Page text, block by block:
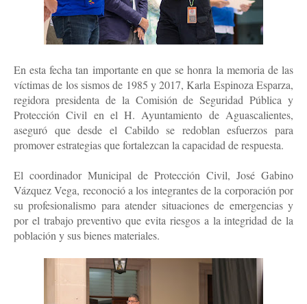
En esta fecha tan importante en que se honra la memoria de las
víctimas de los sismos de 1985 y 2017, Karla Espinoza Esparza,
regidora presidenta de la Comisión de Seguridad Pública y
Protección Civil en el H. Ayuntamiento de Aguascalientes,
aseguró que desde el Cabildo se redoblan esfuerzos para
promover estrategias que fortalezcan la capacidad de respuesta.
El coordinador Municipal de Protección Civil, José Gabino
Vázquez Vega, reconoció a los integrantes de la corporación por
su profesionalismo para atender situaciones de emergencias y
por el trabajo preventivo que evita riesgos a la integridad de la
población y sus bienes materiales.